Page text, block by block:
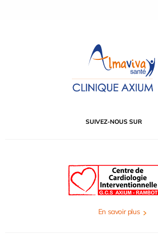
SUIVEZ-NOUS SUR
En savoir plus